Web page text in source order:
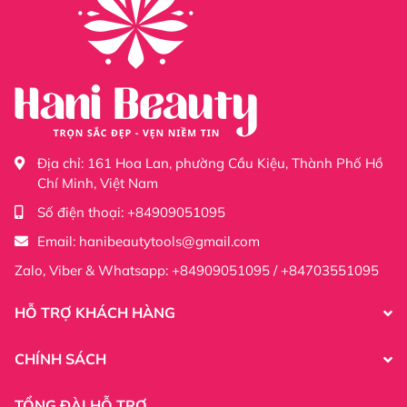
và ngoài ngước, quý khách hàng có thể tìm thông tin
sản phẩm ở các gian hàng Shopee, tiktok , facebook với
từng mức giá khác nhau tùy vào các sàn.
Shopee :
https://shopee.vn/hani.official
Tiktok :
https://www.tiktok.com/@sieuthidonghehanibeauty
Facebook :
https://www.facebook.com/profile.php?
id=61555365206677
Địa chỉ: 161 Hoa Lan, phường Cầu Kiệu, Thành Phố Hồ
Chí Minh, Việt Nam
Số điện thoại: +84909051095
Email: hanibeautytools@gmail.com
Zalo, Viber & Whatsapp: +84909051095 / +84703551095
HỖ TRỢ KHÁCH HÀNG
CHÍNH SÁCH